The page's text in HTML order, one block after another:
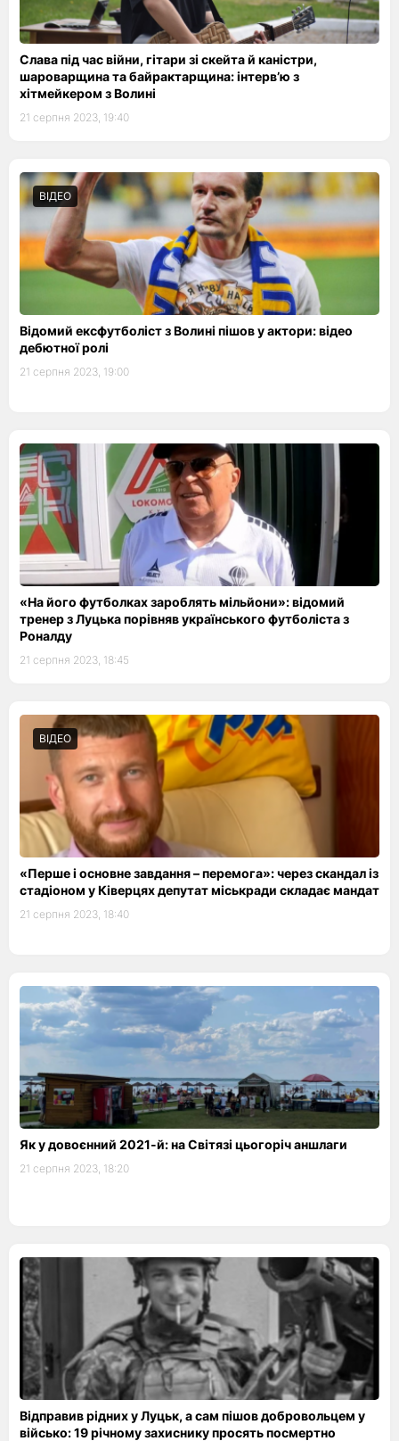
Слава під час війни, гітари зі скейта й каністри,
шароварщина та байрактарщина: інтерв’ю з
хітмейкером з Волині
21 серпня 2023, 19:40
ВІДЕО
Відомий ексфутболіст з Волині пішов у актори: відео
дебютної ролі
21 серпня 2023, 19:00
«На його футболках зароблять мільйони»: відомий
тренер з Луцька порівняв українського футболіста з
Роналду
21 серпня 2023, 18:45
ВІДЕО
«Перше і основне завдання – перемога»: через скандал із
стадіоном у Ківерцях депутат міськради складає мандат
21 серпня 2023, 18:40
Як у довоєнний 2021-й: на Світязі цьогоріч аншлаги
21 серпня 2023, 18:20
Відправив рідних у Луцьк, а сам пішов добровольцем у
військо: 19 річному захиснику просять посмертно